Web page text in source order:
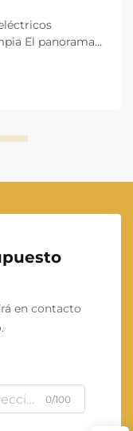
El panorama
producimos y
en contacto
0/100